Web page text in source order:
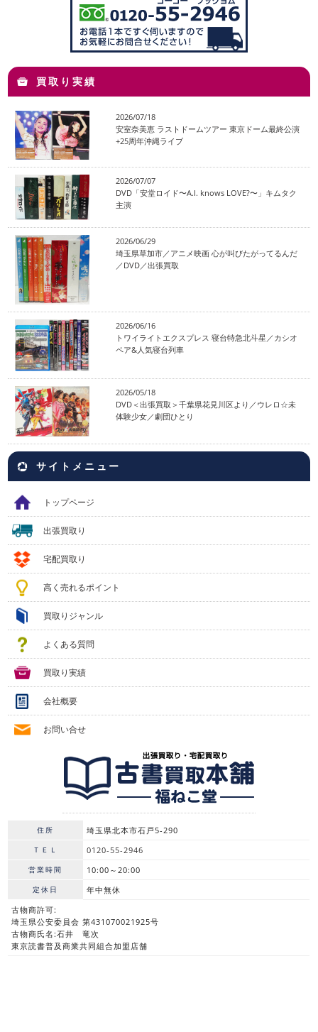
買取り実績
2026/07/18
安室奈美恵 ラストドームツアー 東京ドーム最終公演
+25周年沖縄ライブ
2026/07/07
DVD「安堂ロイド〜A.I. knows LOVE?〜」キムタク
主演
2026/06/29
埼玉県草加市／アニメ映画 心が叫びたがってるんだ
／DVD／出張買取
2026/06/16
トワイライトエクスプレス 寝台特急北斗星／カシオ
ペア&人気寝台列車
2026/05/18
DVD＜出張買取＞千葉県花見川区より／ウレロ☆未
体験少女／劇団ひとり
サイトメニュー
トップページ
出張買取り
宅配買取り
高く売れるポイント
買取りジャンル
よくある質問
買取り実績
会社概要
お問い合せ
住所 埼玉県北本市石戸5-290
ＴＥＬ 0120-55-2946
営業時間 10:00～20:00
定休日
年中無休
古物商許可:
埼玉県公安委員会 第431070021925号
古物商氏名:石井 竜次
東京読書普及商業共同組合加盟店舗